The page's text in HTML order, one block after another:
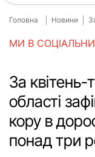
Головна
Про нас
Гроші
Інструкції
ЖКГ
Головна Новини
МИ В
За квітень-
області
кору в
понад три